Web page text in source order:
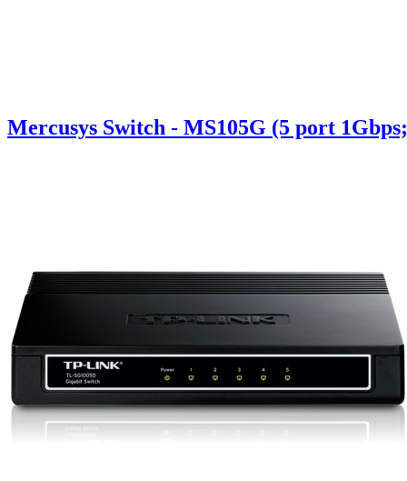
Mercusys Switch - MS105G (5 port